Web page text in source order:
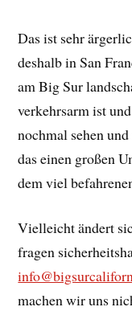
Das ist sehr
deshalb in San
am Big Sur
verkehrsarm ist
nochmal sehen
das einen großen
dem viel
Vielleicht ändert
fragen
machen wir uns